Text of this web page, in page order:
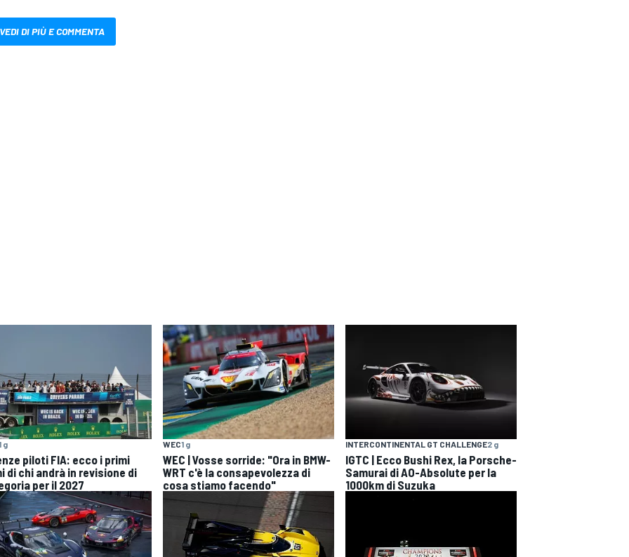
VEDI DI PIÙ E COMMENTA
g
piloti FIA: ecco i primi
di chi andrà in revisione di
per il 2027
WEC1 g
WEC | Vosse sorride: "Ora in BMW-
WRT c'è la consapevolezza di
cosa stiamo facendo"
INTERCONTINENTAL GT CHALLENGE2 g
IGTC | Ecco Bushi Rex, la Porsche-
Samurai di AO-Absolute per la
1000km di Suzuka